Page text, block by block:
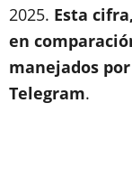
2025. Esta
en
manejados
Telegram.